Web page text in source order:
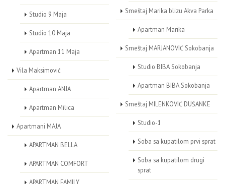
Studio 9 Maja
Studio 10 Maja
Apartman 11 Maja
Vila Maksimović
Apartman ANJA
Apartman Milica
Apartmani MAJA
APARTMAN BELLA
APARTMAN COMFORT
APARTMAN FAMILY
Smeštaj Marika blizu Akva Parka
Apartman Marika
Smeštaj MARJANOVIĆ Sokobanja
Studio BIBA Sokobanja
Apartman BIBA Sokobanja
Smeštaj MILENKOVIĆ DUŠANKE
Studio-1
Soba sa kupatilom prvi sprat
Soba sa kupatilom drugi
sprat